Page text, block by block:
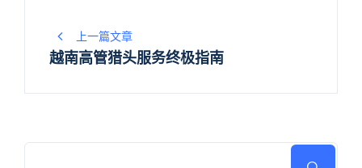
文
章
导
航
上一篇文章
越南高管猎头服务终极指南